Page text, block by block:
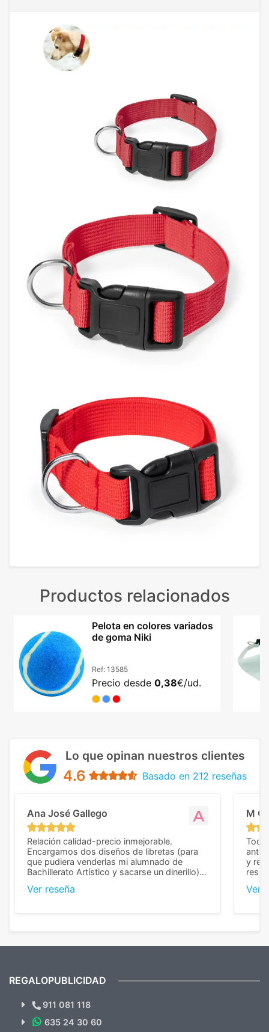
Productos relacionados
Pelota en colores variados
de goma Niki
Ref: 13585
Precio desde 0,38€/ud.
Lo que opinan nuestros clientes
4.6 Basado en 212 reseñas
Ana José Gallego
Relación calidad-precio inmejorable.
Encargamos dos diseños de libretas (para
que pudiera venderlas mi alumnado de
Bachillerato Artístico y sacarse un dinerillo) y
diferencia, con libretas de muy buena calidad
Ver reseña
M C
Todo
y
Ver
¿Quieres ver nuestras últimas
Novedades y Ofertas?
REGALOPUBLICIDAD
911 081 118
635 24 30 60